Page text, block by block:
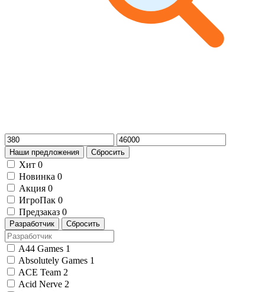
Наши предложения Сбросить
Хит 0
Новинка 0
Акция 0
ИгроПак 0
Предзаказ 0
Разработчик Сбросить
A44 Games 1
Absolutely Games 1
ACE Team 2
Acid Nerve 2